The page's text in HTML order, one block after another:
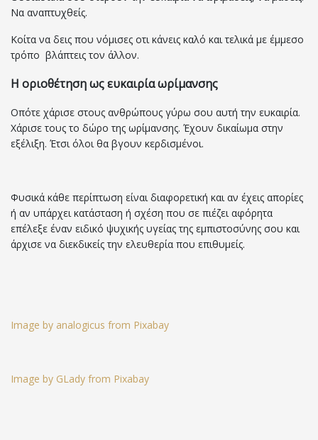
Να αναπτυχθείς.
Κοίτα να δεις που νόμισες οτι κάνεις καλό και τελικά με έμμεσο
τρόπο βλάπτεις τον άλλον.
Η οριοθέτηση ως ευκαιρία ωρίμανσης
Οπότε χάρισε στους ανθρώπους γύρω σου αυτή την ευκαιρία.
Χάρισε τους το δώρο της ωρίμανσης. Έχουν δικαίωμα στην
εξέλιξη. Έτσι όλοι θα βγουν κερδισμένοι.
Φυσικά κάθε περίπτωση είναι διαφορετική και αν έχεις απορίες
ή αν υπάρχει κατάσταση ή σχέση που σε πιέζει αφόρητα
επέλεξε έναν ειδικό ψυχικής υγείας της εμπιστοσύνης σου και
άρχισε να διεκδικείς την ελευθερία που επιθυμείς.
Image by analogicus from Pixabay
Image by GLady from Pixabay